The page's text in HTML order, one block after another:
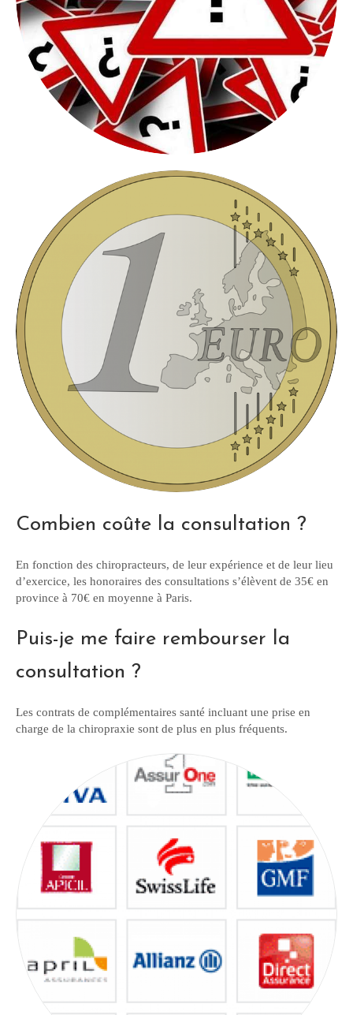
Combien coûte la consultation ?
En fonction des chiropracteurs, de leur expérience et de leur lieu
d’exercice, les honoraires des consultations s’élèvent de 35€ en
province à 70€ en moyenne à Paris.
Puis-je me faire rembourser la
consultation ?
Les contrats de complémentaires santé incluant une prise en
charge de la chiropraxie sont de plus en plus fréquents.